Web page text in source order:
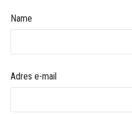
Name
Adres e-mail